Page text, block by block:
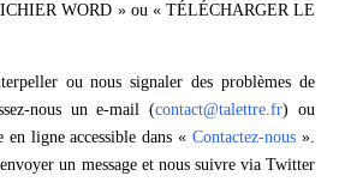
WORD » ou « TÉLÉCHARGER LE
ou nous signaler des problèmes de
nous un e-mail (contact@talettre.fr) ou
en ligne accessible dans «Contactez-nous ».
un message et nous suivre via Twitter